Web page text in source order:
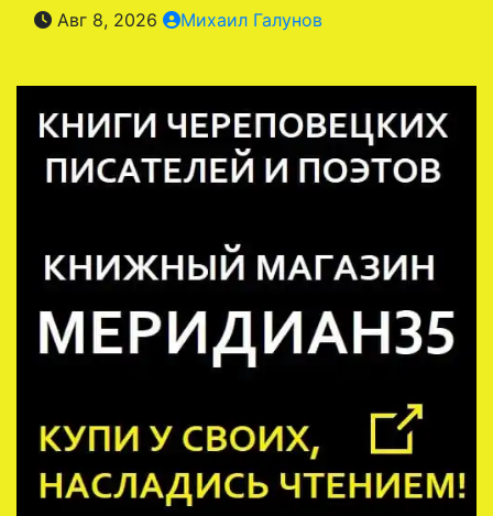
Авг 8, 2026 Михаил Галунов